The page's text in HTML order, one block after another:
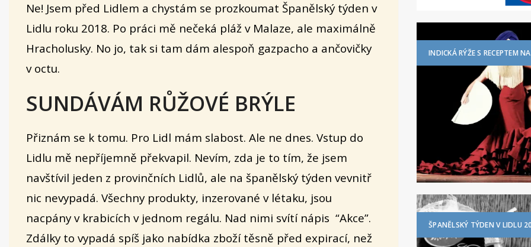
Ne! Jsem před Lidlem a chystám se prozkoumat Španělský týden v
Lidlu roku 2018. Po práci mě nečeká pláž v Malaze, ale maximálně
Hracholusky. No jo, tak si tam dám alespoň gazpacho a ančovičky
v octu.
SUNDÁVÁM RŮŽOVÉ BRÝLE
Přiznám se k tomu. Pro Lidl mám slabost. Ale ne dnes. Vstup do
Lidlu mě nepříjemně překvapil. Nevím, zda je to tím, že jsem
navštívil jeden z provinčních Lidlů, ale na španělský týden vevnitř
nic nevypadá. Všechny produkty, inzerované v létaku, jsou
nacpány v krabicích v jednom regálu. Nad nimi svítí nápis “Akce”.
Zdálky to vypadá spíš jako nabídka zboží těsně před expirací, než
INDICKÁ RÝŽE S RECEPTEM
ŠPANĚLSKÝ TÝDEN V LIDLU